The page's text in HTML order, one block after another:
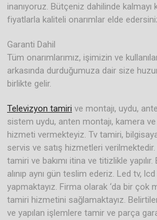
inanıyoruz. Bütçeniz dahilinde kalmayı
fiyatlarla kaliteli onarımlar elde
Garanti Dahil
Tüm onarımlarımız, işimizin ve
arkasında durduğumuza dair size
birlikte gelir.
Televizyon tamiri ve montajı, uydu,
sistem uydu, anten montajı, kamera
hizmeti vermekteyiz. Tv tamiri,
servis ve satış hizmetleri
tamiri ve bakımı itina ve titizlikle
alınıp aynı gün teslim ederiz. Led tv,
yapmaktayız. Firma olarak ‘da bir çok
tamiri hizmetini sağlamaktayız.
ve yapılan işlemlere tamir ve parça